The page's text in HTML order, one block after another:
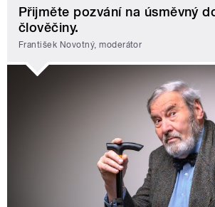
Přijměte pozvání na úsměvný
člověčiny.
František Novotný, moderátor